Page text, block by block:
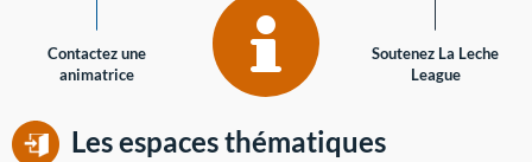
Contactez une
animatrice
Soutenez La Leche
League
Les espaces thématiques